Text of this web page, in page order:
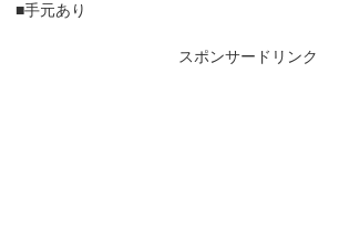
■手元あり
スポンサードリンク